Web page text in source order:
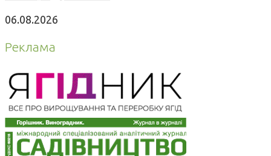
06.08.2026
Реклама